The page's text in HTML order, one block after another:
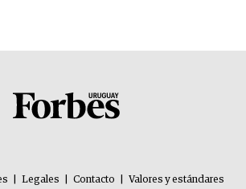
Legales Contacto Valores y estándares